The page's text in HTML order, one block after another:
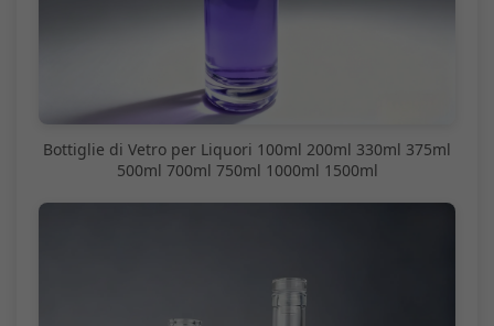
Bottiglie di Vetro per Liquori 100ml 200ml 330ml 375ml
500ml 700ml 750ml 1000ml 1500ml